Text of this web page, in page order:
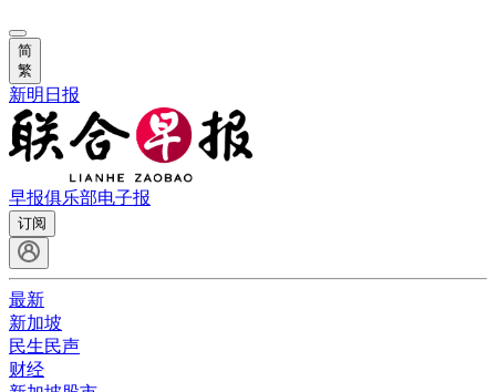
简
繁
新明日报
早报俱乐部电子报
订阅
最新
新加坡
民生民声
财经